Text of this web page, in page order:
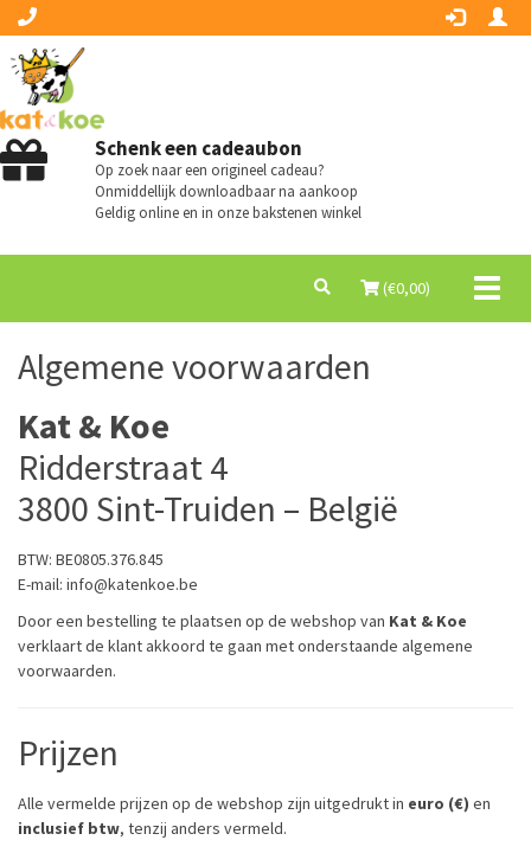
Schenk een cadeaubon
Op zoek naar een origineel cadeau?
Onmiddellijk downloadbaar na aankoop
Geldig online en in onze bakstenen winkel
(€0,00)
Algemene voorwaarden
Kat & Koe
Ridderstraat 4
3800 Sint-Truiden – België
BTW: BE0805.376.845
E-mail: info@katenkoe.be
Door een bestelling te plaatsen op de webshop van Kat & Koe
verklaart de klant akkoord te gaan met onderstaande algemene
voorwaarden.
Prijzen
Alle vermelde prijzen op de webshop zijn uitgedrukt in euro (€) en
inclusief btw, tenzij anders vermeld.